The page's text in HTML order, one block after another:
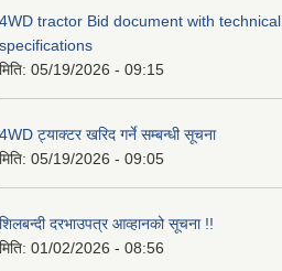
4WD tractor Bid document with technical
specifications
मिति: 05/19/2026 - 09:15
4WD ट्याक्टर खरिद गर्ने सम्बन्धी सूचना
मिति: 05/19/2026 - 09:05
शिलबन्दी दरभाउपत्र आव्हानको सूचना !!
मिति: 01/02/2026 - 08:56